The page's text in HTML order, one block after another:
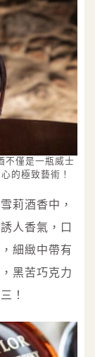
不僅是一瓶威士
的極致藝術！
莉酒香中，
人香氣，口
細緻中帶有
黑苦巧克力
！